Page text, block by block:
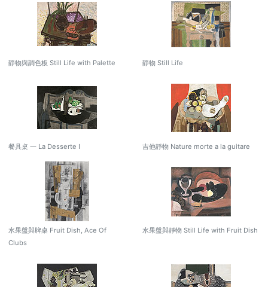
靜物與調色板 Still Life with Palette 靜物 Still Life
餐具桌 一 La Desserte I 吉他靜物 Nature morte a la guitare
水果盤與牌桌 Fruit Dish, Ace Of
Clubs
水果盤與靜物 Still Life with Fruit Dish